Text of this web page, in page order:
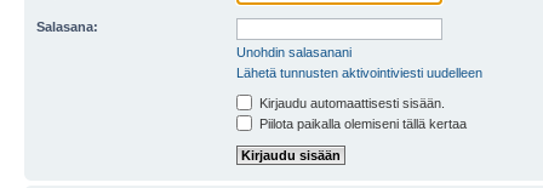
Salasana:
Unohdin salasanani
Lähetä tunnusten aktivointiviesti uudelleen
Kirjaudu automaattisesti sisään.
Piilota paikalla olemiseni tällä kertaa